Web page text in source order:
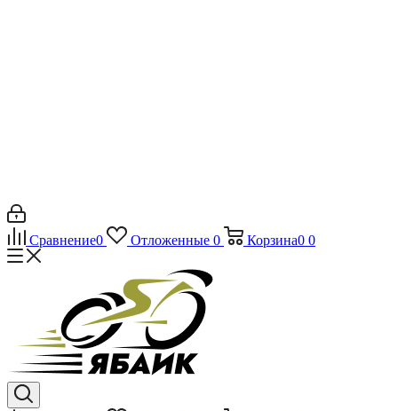
Сравнение0 Отложенные 0 Корзина0 0